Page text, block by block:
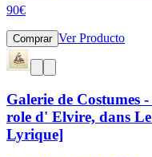
90€
Comprar Ver Producto
Galerie de Costumes
role d' Elvire, dans
Lyrique]